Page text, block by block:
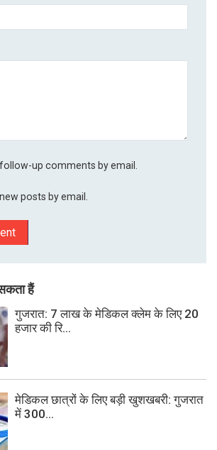
up comments by email.
posts by email.
हैं
गुजरात: 7 लाख के मेडिकल क्लेम के लिए 20
हजार की रि...
मेडिकल छात्रों के लिए बड़ी खुशखबरी: गुजरात
में 300...